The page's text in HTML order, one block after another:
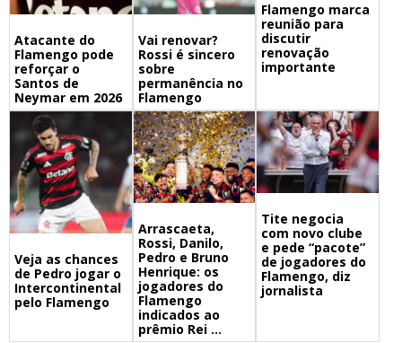
Atacante do
Flamengo pode
reforçar o
Santos de
Neymar em 2026
Vai renovar?
Rossi é sincero
sobre
permanência no
Flamengo
Flamengo marca
reunião para
discutir
renovação
importante
Veja as chances
de Pedro jogar o
Intercontinental
pelo Flamengo
Arrascaeta,
Rossi, Danilo,
Pedro e Bruno
Henrique: os
jogadores do
Flamengo
indicados ao
prêmio Rei ...
Tite negocia
com novo clube
e pede “pacote”
de jogadores do
Flamengo, diz
jornalista